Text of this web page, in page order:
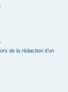
de la rédaction d’un